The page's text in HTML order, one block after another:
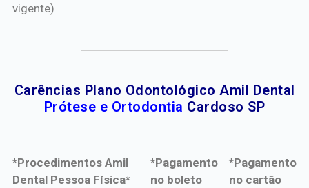
vigente)
Carências Plano Odontológico Amil Dental
Prótese e Ortodontia Cardoso SP
*Procedimentos Amil
Dental Pessoa Física*
*Pagamento
no boleto
*Pagamento
no cartão